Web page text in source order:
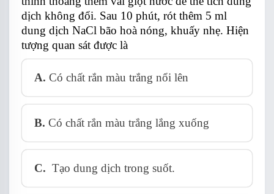
dịch không đổi. Sau 10 phút, rót thêm 5 ml
dung dịch NaCl bão hoà nóng, khuấy nhẹ. Hiện
tượng quan sát được là
A. Có chất rắn màu trắng nổi lên
B. Có chất rắn màu trắng lắng xuống
C. Tạo dung dịch trong suốt.